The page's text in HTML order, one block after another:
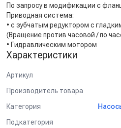
По запросу в модификации с
Приводная система:
• с зубчатым редуктором с
(Вращение против часовой / по
• Гидравлическим мотором
Характеристики
Артикул
Производитель товара
Категория
Подкатегория